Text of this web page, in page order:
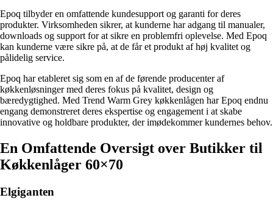
Epoq tilbyder en omfattende kundesupport og garanti for deres
produkter. Virksomheden sikrer, at kunderne har adgang til manualer,
downloads og support for at sikre en problemfri oplevelse. Med Epoq
kan kunderne være sikre på, at de får et produkt af høj kvalitet og
pålidelig service.
Epoq har etableret sig som en af de førende producenter af
køkkenløsninger med deres fokus på kvalitet, design og
bæredygtighed. Med Trend Warm Grey køkkenlågen har Epoq endnu
engang demonstreret deres ekspertise og engagement i at skabe
innovative og holdbare produkter, der imødekommer kundernes behov.
En Omfattende Oversigt over Butikker til
Køkkenlåger 60×70
Elgiganten